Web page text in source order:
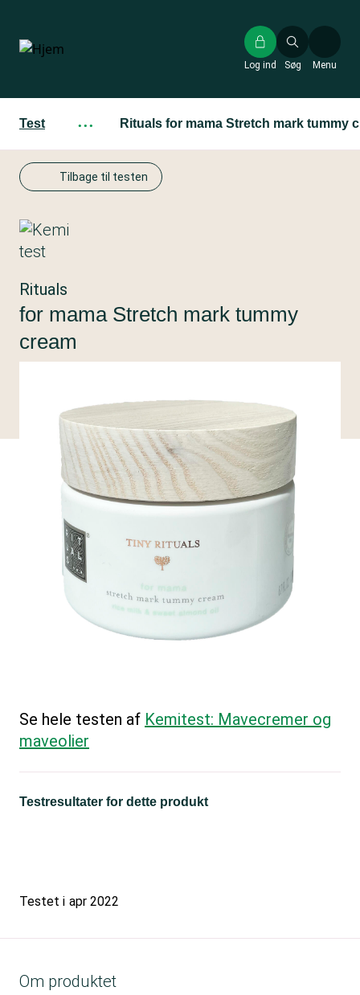
hovedindhold
Søg
Log ind Menu
Test ··· Rituals for mama Stretch mark tummy
Tilbage til testen
Rituals
for mama Stretch mark tummy
cream
Se hele testen af Kemitest: Mavecremer og
maveolier
Testresultater for dette produkt
Testet i apr 2022
Om produktet